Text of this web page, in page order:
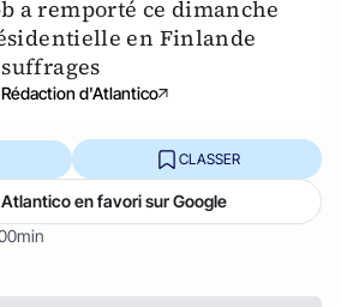
a remporté ce dimanche
en Finlande
Rédaction d'Atlantico
CLASSER
en favori sur Google